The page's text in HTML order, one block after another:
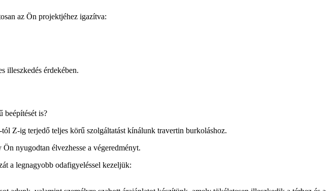
az Ön projektjéhez igazítva:
illeszkedés érdekében.
beépítését is?
Z-ig terjedő teljes körű szolgáltatást kínálunk travertin burkoláshoz.
nyugodtan élvezhesse a végeredményt.
a legnagyobb odafigyeléssel kezeljük: